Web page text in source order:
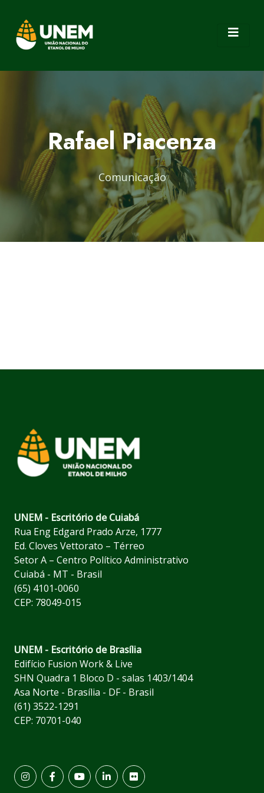
Rafael Piacenza
Comunicação
UNEM - Escritório de Cuiabá
Rua Eng Edgard Prado Arze, 1777
Ed. Cloves Vettorato – Térreo
Setor A – Centro Político Administrativo
Cuiabá - MT - Brasil
(65) 4101-0060
CEP: 78049-015
UNEM - Escritório de Brasília
Edifício Fusion Work & Live
SHN Quadra 1 Bloco D - salas 1403/1404
Asa Norte - Brasília - DF - Brasil
(61) 3522-1291
CEP: 70701-040